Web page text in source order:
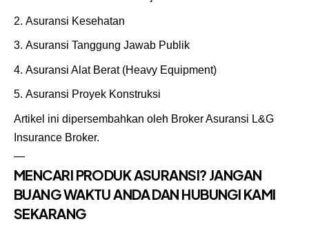
Asuransi Kesehatan
Asuransi Tanggung Jawab Publik
Asuransi Alat Berat(Heavy Equipment)
Asuransi Proyek Konstruksi
Artikel ini dipersembahkan oleh Broker Asuransi L&G
Insurance Broker.
—
MENCARI PRODUK ASURANSI? JANGAN
BUANG WAKTU ANDA DAN HUBUNGI KAMI
SEKARANG